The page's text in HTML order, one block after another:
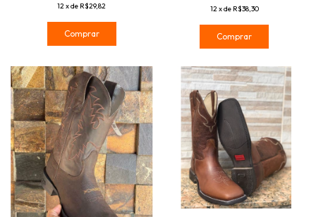
12xde R$29,82
Comprar
12xde R$38,30
Comprar